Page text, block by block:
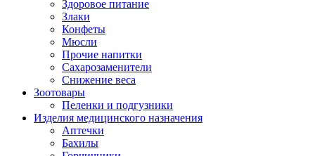
Здоровое питание
Злаки
Конфеты
Мюсли
Прочие напитки
Сахарозаменители
Снижение веса
Зоотовары
Пеленки и подгузники
Изделия медицинского назначения
Аптечки
Бахилы